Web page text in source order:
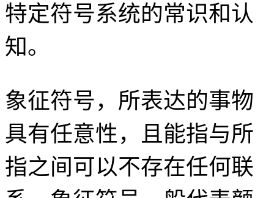
特定符号系统的常识和认
知。
象征符号，所表达的事物
具有任意性，且能指与所
指之间可以不存在任何联